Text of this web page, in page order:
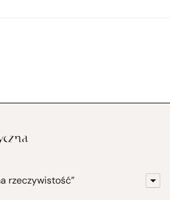
rzeczywistość”